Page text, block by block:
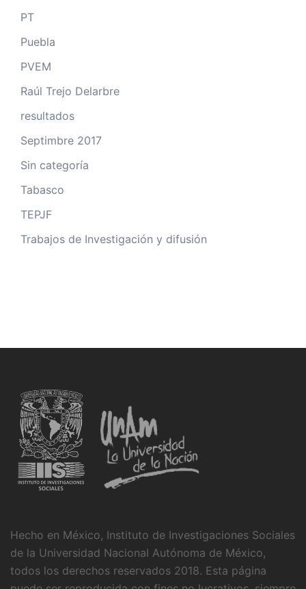
PT
Puebla
PVEM
Raúl Trejo Delarbre
resultados
Septimbre 2017
Sin categoría
Tabasco
TEPJF
Trabajos de Investigación y difusión
Hecho en México, Instituto de Investigaciones Sociales
de la Universidad Nacional Autónoma de México,
todos los derechos reservados 2018. Esta página